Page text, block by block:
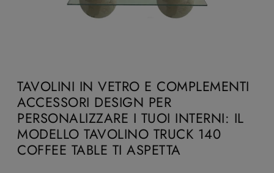
TAVOLINI IN VETRO E COMPLEMENTI
ACCESSORI DESIGN PER
PERSONALIZZARE I TUOI INTERNI: IL
MODELLO TAVOLINO TRUCK 140
COFFEE TABLE TI ASPETTA